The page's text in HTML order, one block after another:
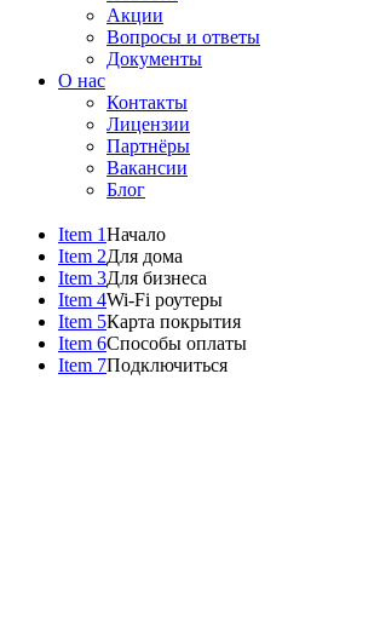
Акции
Вопросы и ответы
Документы
О нас
Контакты
Лицензии
Партнёры
Вакансии
Блог
Item 1Начало
Item 2Для дома
Item 3Для бизнеса
Item 4Wi-Fi роутеры
Item 5Карта покрытия
Item 6Способы оплаты
Item 7Подключиться